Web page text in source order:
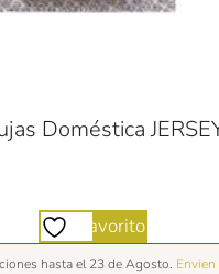
Doméstica
Favorito
hasta el 23 de Agosto.